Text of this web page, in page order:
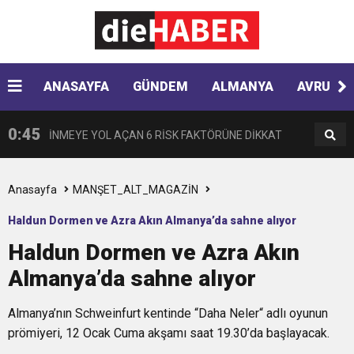
ANASAYFA GÜNDEM ALMANYA AVRUPA
BULUŞUYOR
“Almanya’da Zorbalığa Uğradım, Türkiye’de
Ötekileştirildim”
10:35 AJet Avrupa’da hedef büyütüyor
0:45 İNMEYE YOL AÇAN 6 RİSK FAKTÖRÜNE DİKKAT
0:41 Çikolata regl ağrısını tetikleyebilir
0:33 Hyundai Yeni SANTA FE Amerika’da en iyi SUV
seçildi
0:28 VPN KULLANIRKEN NELERE DİKKAT EDİLMELİ?
0:17
Anasayfa MANŞET_ALT_MAGAZİN
Haldun Dormen ve Azra Akın Almanya’da sahne alıyor
Haldun Dormen ve Azra Akın
Almanya’da sahne alıyor
Almanya’nın Schweinfurt kentinde “Daha Neler“ adlı oyunun
prömiyeri, 12 Ocak Cuma akşamı saat 19.30’da başlayacak.